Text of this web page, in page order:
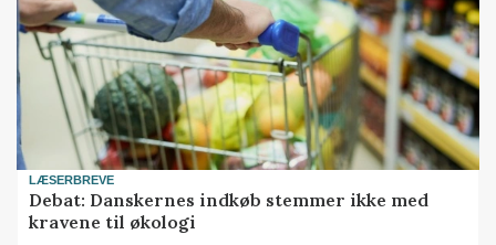
LÆSERBREVE
Debat: Danskernes indkøb stemmer ikke med
kravene til økologi